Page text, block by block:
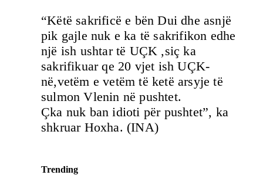
“Këtë sakrificë e bën Dui dhe asnjë
pik gajle nuk e ka të sakrifikon edhe
një ish ushtar të UÇK ,siç ka
sakrifikuar qe 20 vjet ish UÇK-
në,vetëm e vetëm të ketë arsyje të
sulmon Vlenin në pushtet.
Çka nuk ban idioti për pushtet”, ka
shkruar Hoxha. (INA)
Trending